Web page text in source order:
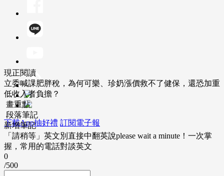
下載App抽好禮 訂閱電子報
現正閱讀
立委喊課肥胖稅，為何可樂、珍奶漲價救不了健保，還恐加重
低收入者負擔？
畫重點
段落筆記
新增筆記
「請稍等」英文別直接中翻英說please wait a minute！一次掌
握，常用的電話對談英文
0
/500